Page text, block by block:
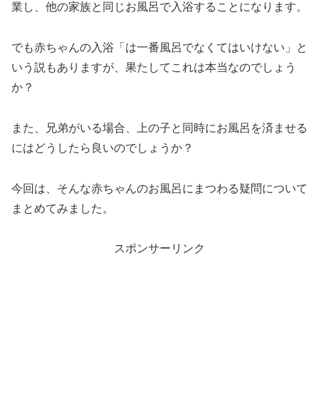
業し、他の家族と同じお風呂で入浴することになります。
でも赤ちゃんの入浴「は一番風呂でなくてはいけない」と
いう説もありますが、果たしてこれは本当なのでしょう
か？
また、兄弟がいる場合、上の子と同時にお風呂を済ませる
にはどうしたら良いのでしょうか？
今回は、そんな赤ちゃんのお風呂にまつわる疑問について
まとめてみました。
スポンサーリンク